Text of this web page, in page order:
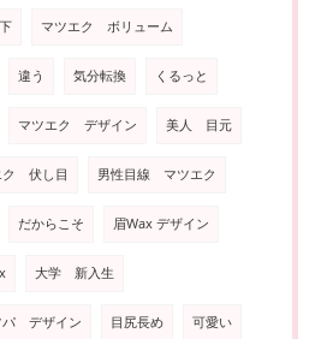
マツエク ボリューム
違う 気分転換 くるっと
マツエク デザイン 美人 目元
ク 伏し目 男性目線 マツエク
だからこそ 眉Wax デザイン
大学 新入生
パ デザイン 目尻長め 可愛い